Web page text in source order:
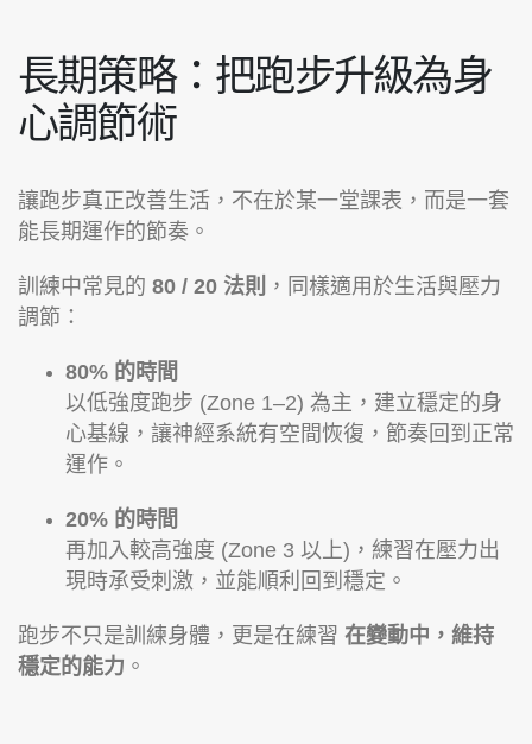
長期策略：把跑步升級為身
心調節術
讓跑步真正改善生活，不在於某一堂課表，而是一套
能長期運作的節奏。
訓練中常見的 80 / 20 法則 ，同樣適用於生活與壓力
調節：
80% 的時間
以低強度跑步 (Zone 1–2) 為主，建立穩定的身
心基線，讓神經系統有空間恢復，節奏回到正常
運作。
20% 的時間
再加入較高強度 (Zone 3 以上)，練習在壓力出
現時承受刺激，並能順利回到穩定。
跑步不只是訓練身體，更是在練習 在變動中，維持
穩定的能力 。